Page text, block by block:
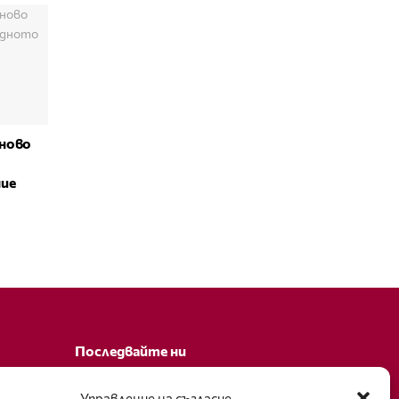
Последвайте ни